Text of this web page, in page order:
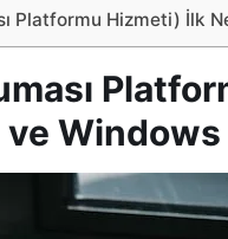
Platformu Hizmeti) İlk
Windows